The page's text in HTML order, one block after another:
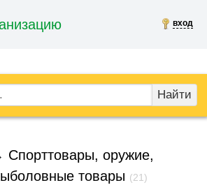
вход
Найти
Спорттовары, оружие,
товары (21)